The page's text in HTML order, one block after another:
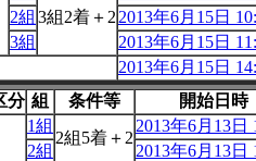
3組2着＋2
2組
2013年6月15日
3組
2013年6月15日
2013年6月15日
分 組 条件等
開始日時
1組
2組5着＋2
2013年6月13日
2組
2013年6月13日